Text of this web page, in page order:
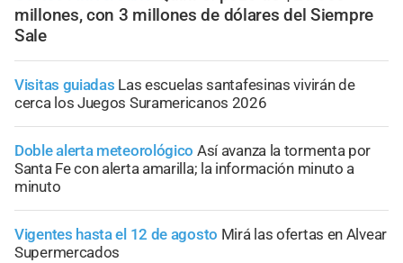
millones, con 3 millones de dólares del Siempre
Sale
Visitas guiadas Las escuelas santafesinas vivirán de
cerca los Juegos Suramericanos 2026
Doble alerta meteorológico Así avanza la tormenta por
Santa Fe con alerta amarilla; la información minuto a
minuto
Vigentes hasta el 12 de agosto Mirá las ofertas en Alvear
Supermercados